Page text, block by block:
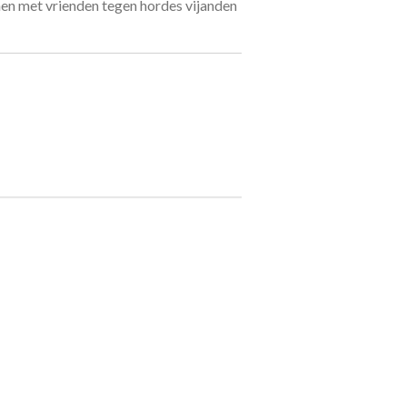
met vrienden tegen hordes vijanden